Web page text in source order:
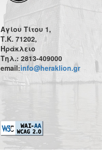
Αγίου Τίτου 1,
Τ.Κ. 71202,
Ηράκλειο
Τηλ.: 2813-409000
email:info@heraklion.gr